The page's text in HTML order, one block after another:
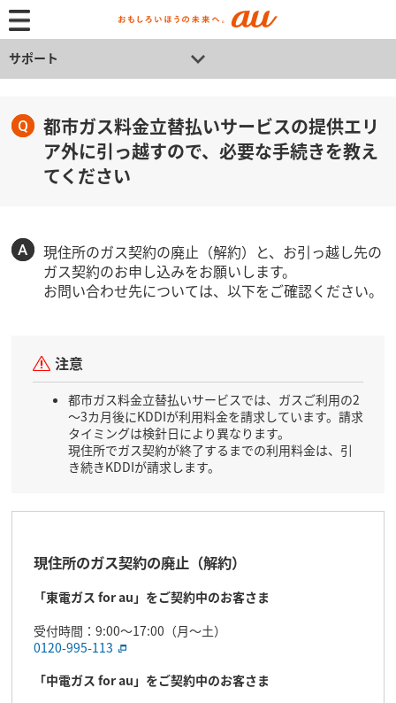
サポート
都市ガス料金立替払いサービスの提供エリ
ア外に引っ越すので、必要な手続きを教え
てください
現住所のガス契約の廃止（解約）と、お引っ越し先の
ガス契約のお申し込みをお願いします。
お問い合わせ先については、以下をご確認ください。
注意
都市ガス料金立替払いサービスでは、ガスご利用の2
～3カ月後にKDDIが利用料金を請求しています。請求
タイミングは検針日により異なります。
現住所でガス契約が終了するまでの利用料金は、引
き続きKDDIが請求します。
現住所のガス契約の廃止（解約）
「東電ガス for au」をご契約中のお客さま
受付時間：9:00～17:00（月～土）
0120-995-113
「中電ガス for au」をご契約中のお客さま